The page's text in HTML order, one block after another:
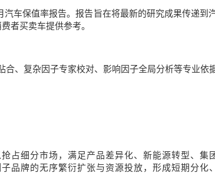
汽车保值率报告。报告旨在将最新的研究成果传递到
者买卖车提供参考。
、复杂因子专家校对、影响因子全局分析等专业依
占细分市场，满足产品差异化、新能源转型、
品牌的无序繁衍扩张与资源投放，形成短期分化